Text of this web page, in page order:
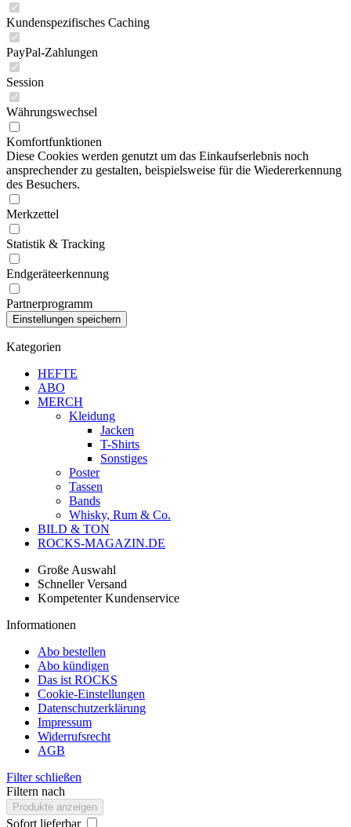
Kundenspezifisches Caching
PayPal-Zahlungen
Session
Währungswechsel
Komfortfunktionen
Diese Cookies werden genutzt um das Einkaufserlebnis noch
ansprechender zu gestalten, beispielsweise für die Wiedererkennung
des Besuchers.
Merkzettel
Statistik & Tracking
Endgeräteerkennung
Partnerprogramm
Kategorien
HEFTE
ABO
MERCH
Kleidung
Jacken
T-Shirts
Sonstiges
Poster
Tassen
Bands
Whisky, Rum & Co.
BILD & TON
ROCKS-MAGAZIN.DE
Große Auswahl
Schneller Versand
Kompetenter Kundenservice
Informationen
Abo bestellen
Abo kündigen
Das ist ROCKS
Cookie-Einstellungen
Datenschutzerklärung
Impressum
Widerrufsrecht
AGB
Filter schließen
Filtern nach
Produkte anzeigen
Sofort lieferbar